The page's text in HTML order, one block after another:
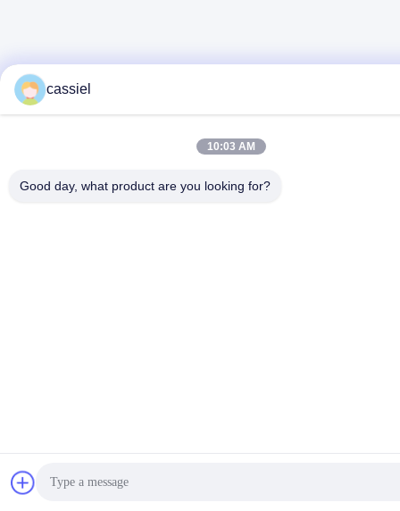
cassiel
10:03 AM
Good day, what product are you looking for?